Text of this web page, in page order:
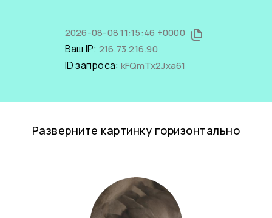
2026-08-08 11:15:46 +0000
Ваш IP: 216.73.216.90
ID запроса: kFQmTx2Jxa61
Разверните картинку горизонтально